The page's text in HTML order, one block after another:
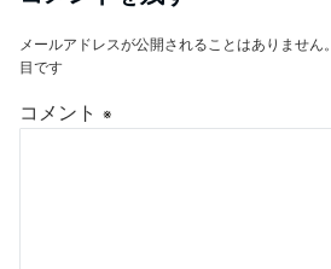
メールアドレスが公開されることはありません。
目です
コメント ※